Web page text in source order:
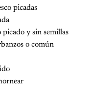
picadas
y sin semillas
o común